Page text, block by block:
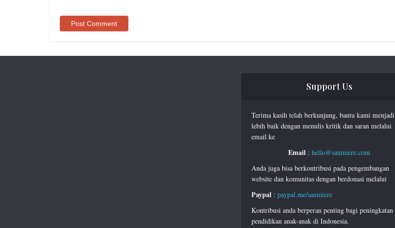
Support Us
Terima kasih telah berkunjung, bantu kami menjadi
lebih baik dengan menulis kritik dan saran melalui
email ke
Email :hello@saumiere.com
Anda juga bisa berkontribusi pada pengembangan
website dan komunitas dengan berdonasi melalui
Paypal: paypal.me/saumiere
Kontribusi anda berperan penting bagi peningkatan
pendidikan anak-anak di Indonesia.